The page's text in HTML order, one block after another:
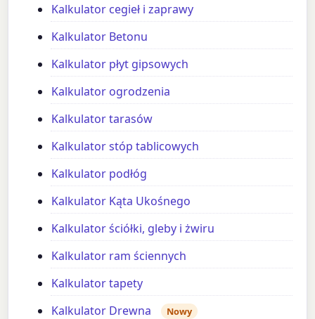
Kalkulator cegieł i zaprawy
Kalkulator Betonu
Kalkulator płyt gipsowych
Kalkulator ogrodzenia
Kalkulator tarasów
Kalkulator stóp tablicowych
Kalkulator podłóg
Kalkulator Kąta Ukośnego
Kalkulator ściółki, gleby i żwiru
Kalkulator ram ściennych
Kalkulator tapety
Kalkulator Drewna
Nowy